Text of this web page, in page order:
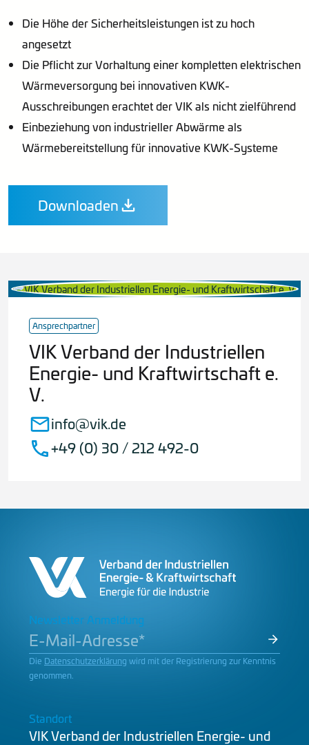
Die Höhe der Sicherheitsleistungen ist zu hoch
angesetzt
Die Pflicht zur Vorhaltung einer kompletten elektrischen
Wärmeversorgung bei innovativen KWK-
Ausschreibungen erachtet der VIK als nicht zielführend
Einbeziehung von industrieller Abwärme als
Wärmebereitstellung für innovative KWK-Systeme
Downloaden
Ansprechpartner
VIK Verband der Industriellen
Energie- und Kraftwirtschaft e.
V.
info@vik.de
+49 (0) 30 / 212 492-0
Newsletter Anmeldung
Die Datenschutzerklärung wird mit der Registrierung zur Kenntnis
genommen.
Standort
VIK Verband der Industriellen Energie- und